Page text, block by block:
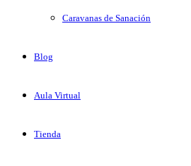
Caravanas de Sanación
Blog
Aula Virtual
Tienda